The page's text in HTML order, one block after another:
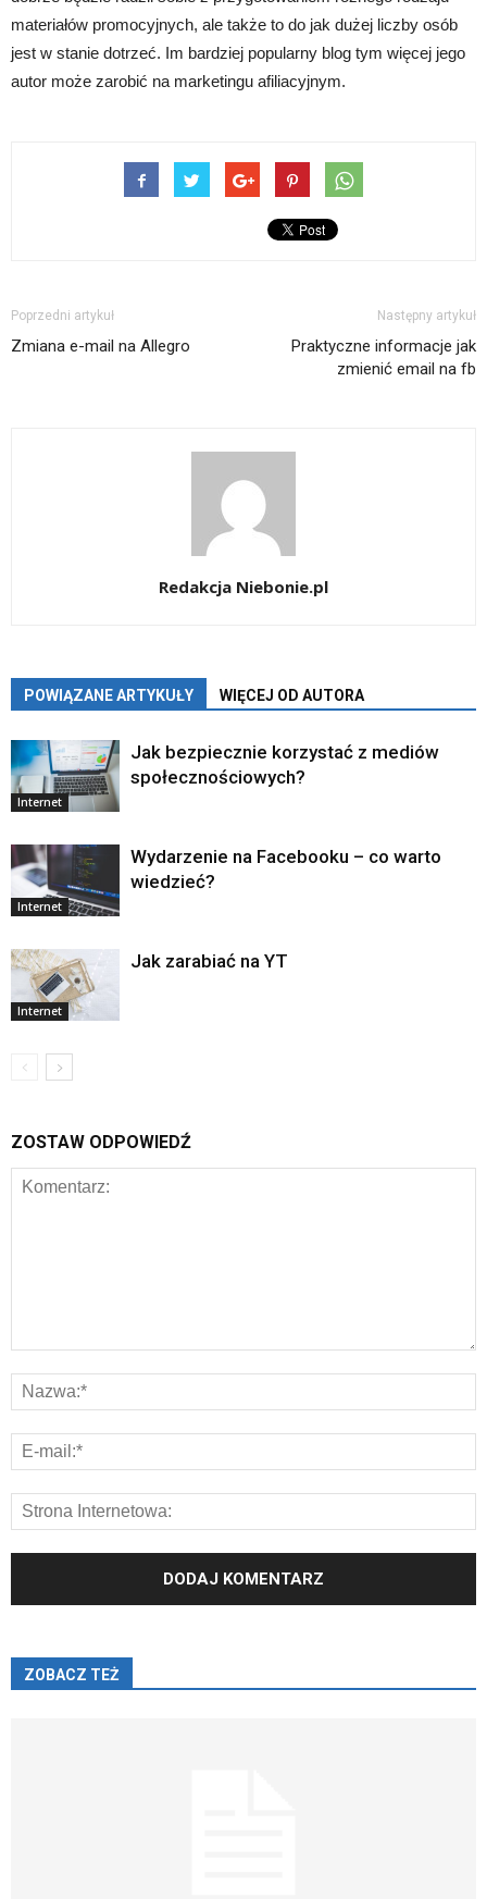
materiałów promocyjnych, ale także to do jak dużej liczby osób
jest w stanie dotrzeć. Im bardziej popularny blog tym więcej jego
autor może zarobić na marketingu afiliacyjnym.
Poprzedni artykuł
Zmiana e-mail na Allegro
Następny artykuł
Praktyczne informacje jak
zmienić email na fb
Redakcja Niebonie.pl
POWIĄZANE ARTYKUŁY WIĘCEJ OD AUTORA
Internet
Jak bezpiecznie korzystać z mediów
społecznościowych?
Internet
Wydarzenie na Facebooku – co warto
wiedzieć?
Internet
Jak zarabiać na YT
ZOSTAW ODPOWIEDŹ
ZOBACZ TEŻ